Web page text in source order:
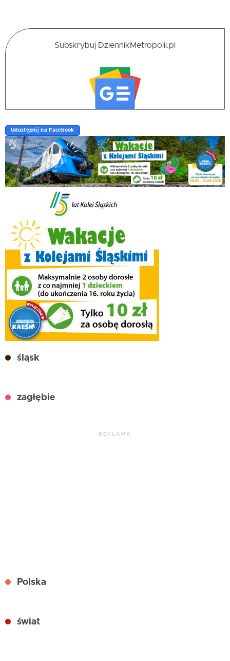
Subskrybuj DziennikMetropolii.pl
Udostępnij na Facebook
śląsk
zagłębie
REKLAMA
Polska
świat